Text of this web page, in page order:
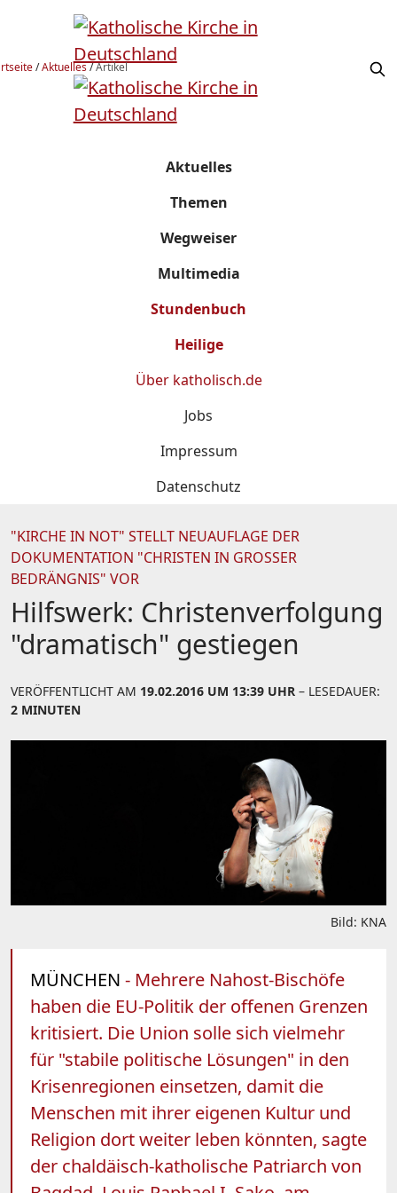
/Aktuelles/Artikel
Aktuelles
Themen
Wegweiser
Multimedia
Stundenbuch
Heilige
Über katholisch.de
Jobs
Impressum
Datenschutz
"KIRCHE IN NOT" STELLT NEUAUFLAGE DER
DOKUMENTATION "CHRISTEN IN GROSSER B
EDRÄNGNIS" VOR
Hilfswerk: Christenverfolgung
"dramatisch" gestiegen
VERÖFFENTLICHT AM 19.02.2016 UM 13:39 UHR – LESEDAUER:
2 MINUTEN
Bild: KNA
MÜNCHEN - Mehrere Nahost-Bischöfe
haben die EU-Politik der offenen Grenzen
kritisiert. Die Union solle sich vielmehr
für "stabile politische Lösungen" in den
Krisenregionen einsetzen, damit die
Menschen mit ihrer eigenen Kultur und
Religion dort weiter leben könnten, sagte
der chaldäisch-katholische Patriarch von